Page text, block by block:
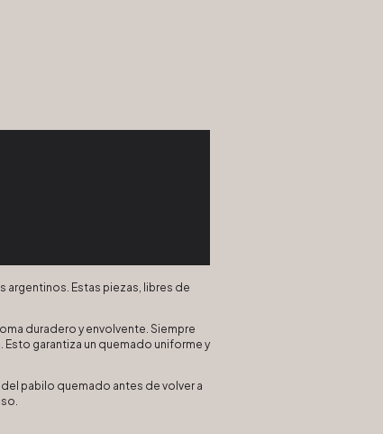
argentinos. Estas piezas, libres de
duradero y envolvente. Siempre
garantiza un quemado uniforme y
pabilo quemado antes de volver a